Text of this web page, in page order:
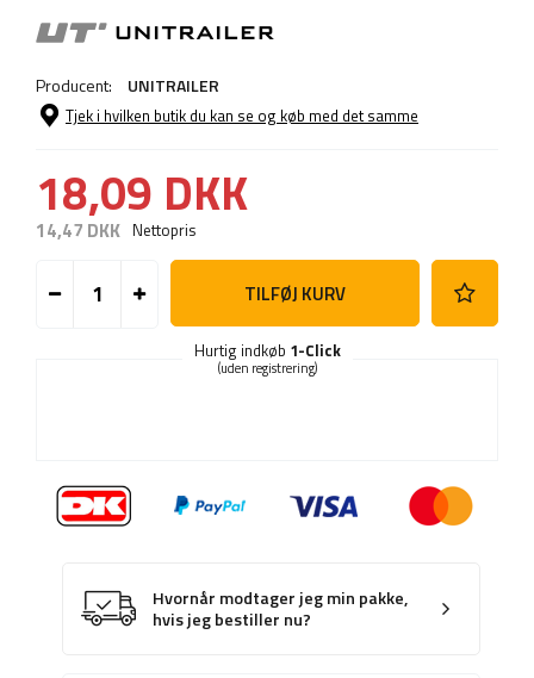
Producent: UNITRAILER
Tjek i hvilken butik du kan se og køb med det samme
18,09 DKK
14,47 DKK Nettopris
TILFØJ KURV
Hurtig indkøb 1-Click
(uden registrering)
Hvornår modtager jeg min pakke,
hvis jeg bestiller nu?